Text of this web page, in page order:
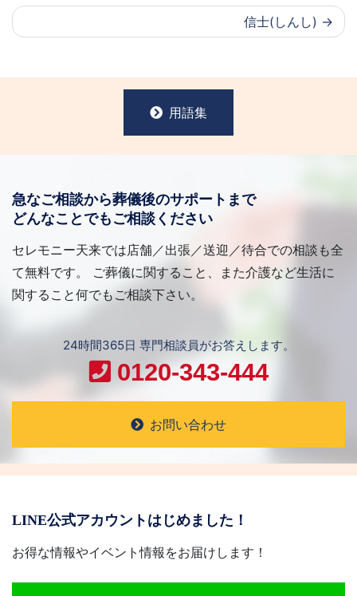
信士(しんし)
用語集
急なご相談から葬儀後のサポートまで
どんなことでもご相談ください
セレモニー天来では店舗／出張／送迎／待合での相談も全
て無料です。 ご葬儀に関すること、また介護など生活に
関すること何でもご相談下さい。
24時間365日 専門相談員がお答えします。
0120-343-444
お問い合わせ
LINE公式アカウントはじめました！
お得な情報やイベント情報をお届けします！